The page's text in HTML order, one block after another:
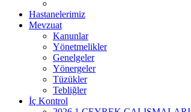
Hastanelerimiz
Mevzuat
Kanunlar
Yönetmelikler
Genelgeler
Yönergeler
Tüzükler
Tebliğler
İç Kontrol
İnsan Kaynakları Prosedürü
Yedekleme ve Geri Dönüş Testi Prosedürü
Bilgi Güvenliği Disiplin Prosedürü